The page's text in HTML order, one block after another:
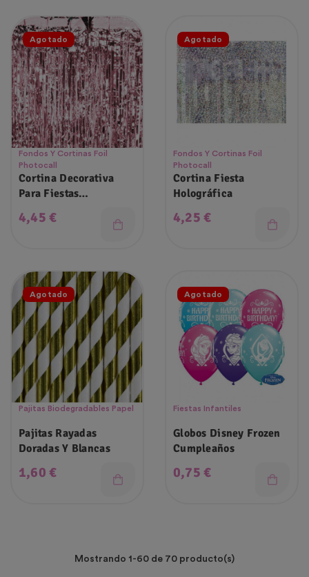
Agotado
Fondos Y Cortinas Foil
Photocall
Cortina Decorativa
Para Fiestas
Precio
4,45 €
Agotado
Fondos Y Cortinas Foil
Photocall
Cortina Fiesta
Holográfica
Precio
4,25 €
Agotado
Pajitas Biodegradables Papel
Pajitas Rayadas
Doradas Y Blancas
Precio
1,60 €
Agotado
Fiestas Infantiles
Globos Disney Frozen
Cumpleaños
Precio
0,75 €
Mostrando 1-60 de 70 producto(s)